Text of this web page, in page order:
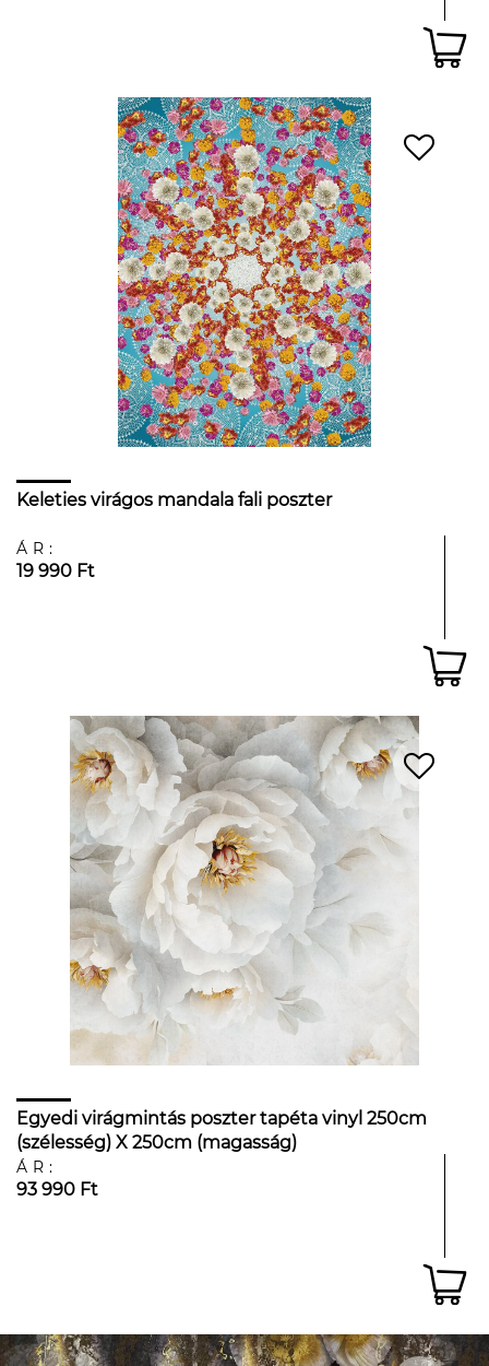
Keleties virágos mandala fali poszter
ÁR:
19 990 Ft
Egyedi virágmintás poszter tapéta vinyl 250cm
(szélesség) X 250cm (magasság)
ÁR:
93 990 Ft